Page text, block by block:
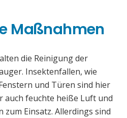
Maßnahmen
die Reinigung der
Insektenfallen, wie
und Türen sind hier
auch feuchte heiße Luft und
zum Einsatz. Allerdings sind